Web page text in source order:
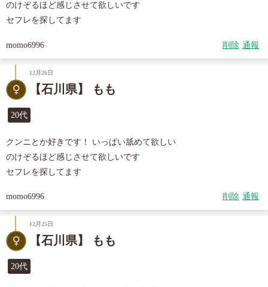
のけぞるほど感じさせて欲しいです
セフレを探してます
momo6996 削除 通報
12月26日
【石川県】 もも
20代
クンニとか好きです！ いっぱい舐めて欲しい
のけぞるほど感じさせて欲しいです
セフレを探してます
momo6996 削除 通報
12月25日
【石川県】 もも
20代